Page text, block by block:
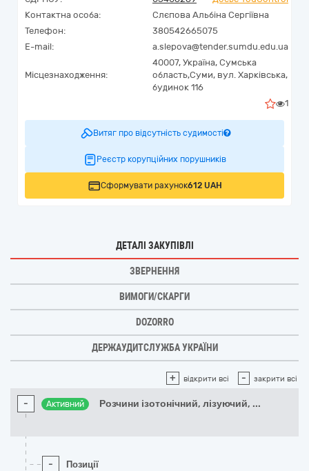
Контактна особа:
Слєпова Альбіна Сергіївна
Телефон:
380542665075
E-mail:
a.slepova@tender.sumdu.edu.ua
Місцезнаходження:
40007, Україна, Сумська
область,Суми, вул. Харківська,
будинок 116
1
Витяг про відсутність судимості
Реєстр корупційних порушників
Сформувати рахунок612 UAH
ДЕТАЛІ ЗАКУПІВЛІ
ЗВЕРНЕННЯ
ВИМОГИ/СКАРГИ
DOZORRO
ДЕРЖАУДИТСЛУЖБА УКРАЇНИ
+ відкрити всі - закрити всі
- Активний Розчини ізотонічний, лізуючий, ...
- Позиції